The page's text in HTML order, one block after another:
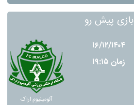
بازی پیش رو
آلومينيوم اراک
۱۶/۱۲/۱۴۰۴
زمان ۱۹:۱۵